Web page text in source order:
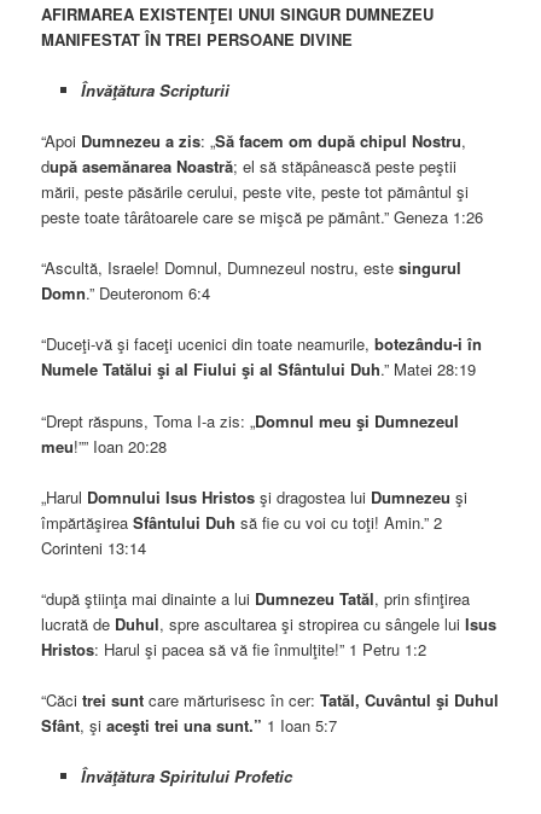
AFIRMAREA EXISTENŢEI UNUI SINGUR DUMNEZEU
MANIFESTAT ÎN TREI PERSOANE DIVINE
Învăţătura Scripturii
“Apoi Dumnezeu a zis: „Să facem om după chipul Nostru,
după asemănarea Noastră; el să stăpânească peste peştii
mării, peste păsările cerului, peste vite, peste tot pământul şi
peste toate târâtoarele care se mişcă pe pământ.” Geneza 1:26
“Ascultă, Israele! Domnul, Dumnezeul nostru, estesingurul
Domn.” Deuteronom 6:4
“Duceţi-vă şi faceţi ucenici din toate neamurile,botezându-i în
Numele Tatălui şi al Fiului şi al Sfântului Duh.” Matei 28:19
“Drept răspuns, Toma I-a zis: „Domnul meu şi Dumnezeul
meu!”” Ioan 20:28
„Harul Domnului Isus Hristos şi dragostea lui Dumnezeu şi
împărtăşireaSfântului Duh să fie cu voi cu toţi! Amin.” 2
Corinteni 13:14
“după ştiinţa mai dinainte a lui Dumnezeu Tatăl, prin sfinţirea
lucrată de Duhul, spre ascultarea şi stropirea cu sângele luiIsus
Hristos: Harul şi pacea să vă fie înmulţite!” 1 Petru 1:2
“Căcitrei sunt care mărturisesc în cer:Tatăl, Cuvântul şi Duhul
Sfânt, şiaceşti trei una sunt.” 1 Ioan 5:7
Învăţătura Spiritului Profetic